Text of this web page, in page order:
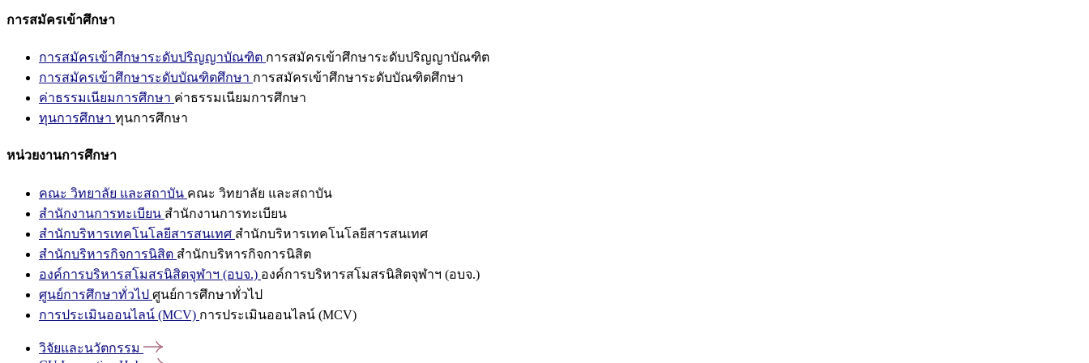
การสมัครเข้าศึกษา
การสมัครเข้าศึกษาระดับปริญญาบัณฑิต การสมัครเข้าศึกษาระดับปริญญาบัณฑิต
การสมัครเข้าศึกษาระดับบัณฑิตศึกษา การสมัครเข้าศึกษาระดับบัณฑิตศึกษา
ค่าธรรมเนียมการศึกษา ค่าธรรมเนียมการศึกษา
ทุนการศึกษา ทุนการศึกษา
หน่วยงานการศึกษา
คณะ วิทยาลัย และสถาบัน คณะ วิทยาลัย และสถาบัน
สำนักงานการทะเบียน สำนักงานการทะเบียน
สำนักบริหารเทคโนโลยีสารสนเทศ สำนักบริหารเทคโนโลยีสารสนเทศ
สำนักบริหารกิจการนิสิต สำนักบริหารกิจการนิสิต
องค์การบริหารสโมสรนิสิตจุฬาฯ (อบจ.) องค์การบริหารสโมสรนิสิตจุฬาฯ (อบจ.)
ศูนย์การศึกษาทั่วไป ศูนย์การศึกษาทั่วไป
การประเมินออนไลน์ (MCV) การประเมินออนไลน์ (MCV)
วิจัยและนวัตกรรม